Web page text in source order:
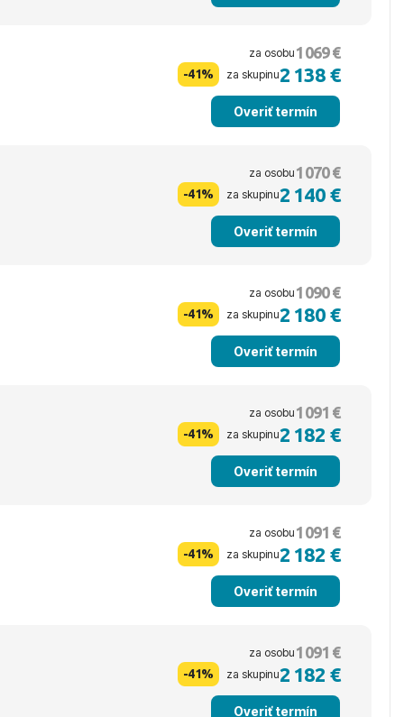
za osobu 1 069 €
-41% za skupinu2 138 €
Overiť termín
za osobu 1 070 €
-41% za skupinu2 140 €
Overiť termín
za osobu 1 090 €
-41% za skupinu2 180 €
Overiť termín
za osobu 1 091 €
-41% za skupinu2 182 €
Overiť termín
za osobu 1 091 €
-41% za skupinu2 182 €
Overiť termín
za osobu 1 091 €
-41% za skupinu2 182 €
Overiť termín